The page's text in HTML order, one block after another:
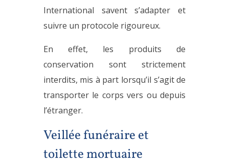
International savent s’adapter et
suivre un protocole rigoureux.
En effet, les produits de
conservation sont strictement
interdits, mis à part lorsqu’il s’agit de
transporter le corps vers ou depuis
l’étranger.
Veillée funéraire et
toilette mortuaire